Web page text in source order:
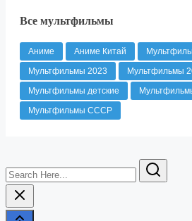
Все мультфильмы
Аниме Аниме Китай
Мультфильмы 2023
Мультфильмы
Мультфильмы детские
Мультфильмы СССР
Search
Here...